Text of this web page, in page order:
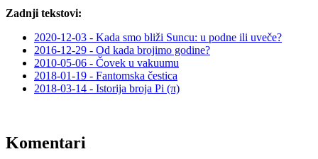
Zadnji tekstovi:
2020-12-03 - Kada smo bliži Suncu: u podne ili uveče?
2016-12-29 - Od kada brojimo godine?
2010-05-06 - Čovek u vakuumu
2018-01-19 - Fantomska čestica
2018-03-14 - Istorija broja Pi (π)
Komentari